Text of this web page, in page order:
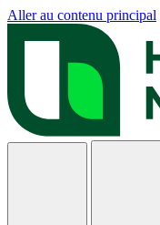
Aller au contenu principal